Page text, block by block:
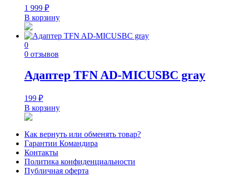
1 999 ₽
В корзину
0
0 отзывов
Адаптер TFN AD-MICUSBC gray
199 ₽
В корзину
Как вернуть или обменять товар?
Гарантии Командира
Контакты
Политика конфиденциальности
Публичная оферта